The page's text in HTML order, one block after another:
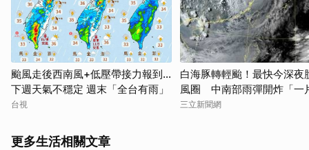
颱風走後西南風+低壓帶接力報到...
下週天氣不穩定 週末「全台有雨」
台視
白海豚轉輕颱！最快今深夜
風圈 中南部雨彈開炸「一
三立新聞網
更多生活相關文章